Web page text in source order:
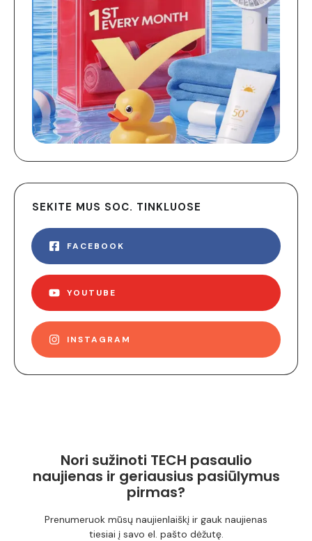
SEKITE MUS SOC. TINKLUOSE
FACEBOOK
YOUTUBE
INSTAGRAM
Nori sužinoti TECH pasaulio
naujienas ir geriausius pasiūlymus
pirmas?
Prenumeruok mūsų naujienlaiškį ir gauk naujienas
tiesiai į savo el. pašto dėžutę.